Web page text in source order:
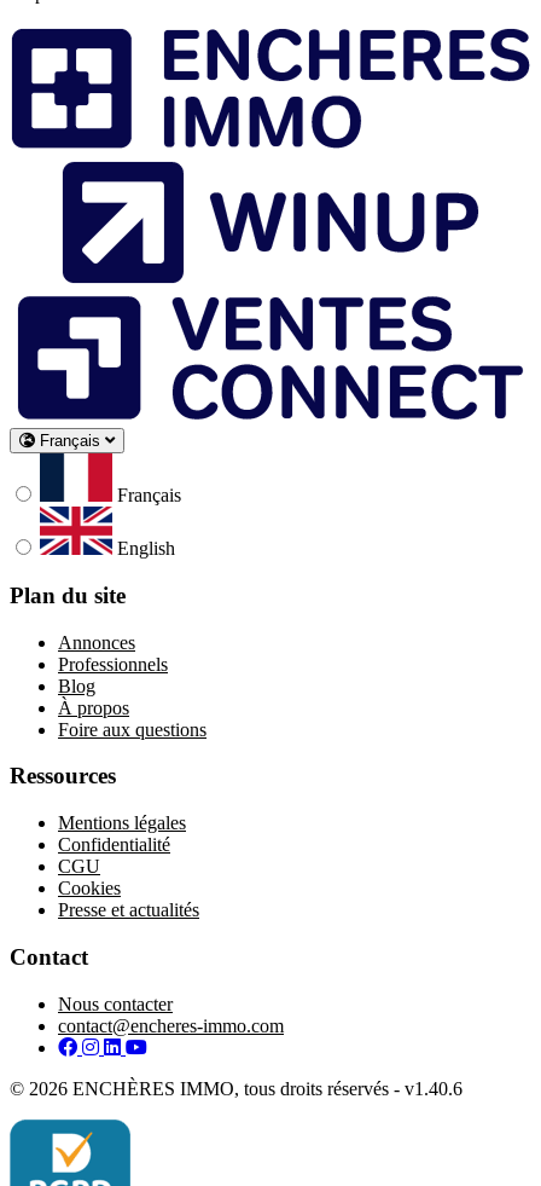
Français
Français
English
Plan du site
Annonces
Professionnels
Blog
À propos
Foire aux questions
Ressources
Mentions légales
Confidentialité
CGU
Cookies
Presse et actualités
Contact
Nous contacter
contact@encheres-immo.com
Facebook
Instagram
LinkedIn
YouTube
© 2026 ENCHÈRES IMMO, tous droits réservés - v1.40.6